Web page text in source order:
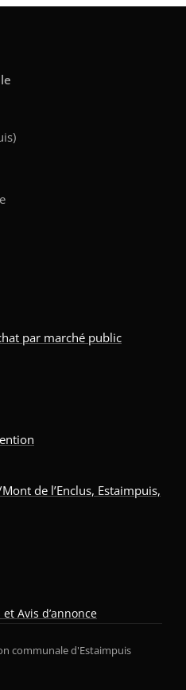
par marché public
de l’Enclus, Estaimpuis,
Avis d’annonce
communale d'Estaimpuis